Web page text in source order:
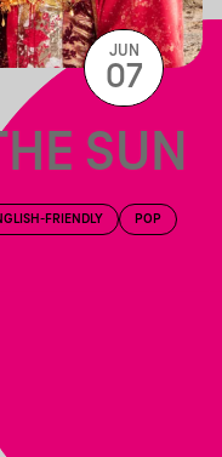
SUN
FRIENDLY POP
JUN
07